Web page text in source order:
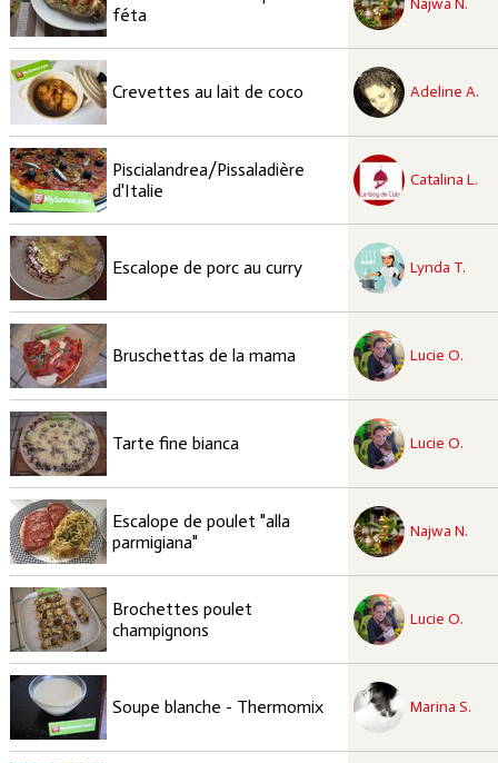
féta
Najwa N.
Crevettes au lait de coco Adeline A.
recette à tester
Piscialandrea/Pissaladière
d'Italie
Catalina L.
recette à tester
Escalope de porc au curry Lynda T.
recette à tester
Bruschettas de la mama Lucie O.
recette à tester
Tarte fine bianca Lucie O.
recette à tester
Escalope de poulet "alla
parmigiana"
Najwa N.
recette à tester
Brochettes poulet
champignons
Lucie O.
recette à tester
Soupe blanche - Thermomix Marina S.
recette à tester